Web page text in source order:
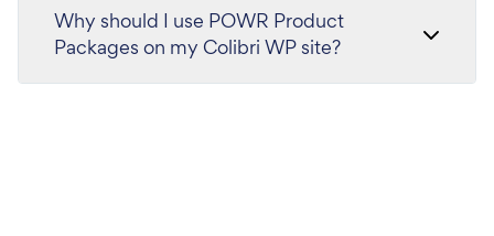
Why should I use POWR Product
Packages on my Colibri WP site?